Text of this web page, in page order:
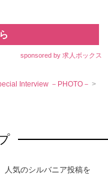
sponsored by 求人ボックス
Interview －PHOTO－>
人気のシルバニア投稿を